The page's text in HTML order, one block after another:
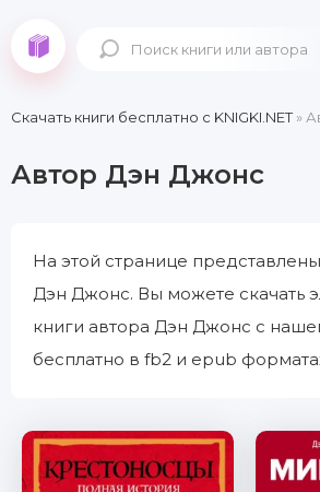
Скачать книги бесплатно c KNIGKI.NET»
Автор Дэн Джонс
На этой странице
Дэн Джонс. Вы можете скачать
книги автора Дэн Джонс с
бесплатно в fb2 и epub